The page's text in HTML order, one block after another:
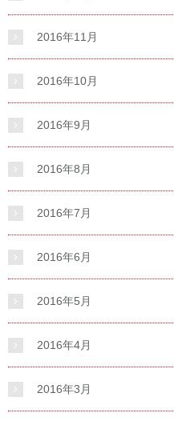
2016年11月
2016年10月
2016年9月
2016年8月
2016年7月
2016年6月
2016年5月
2016年4月
2016年3月